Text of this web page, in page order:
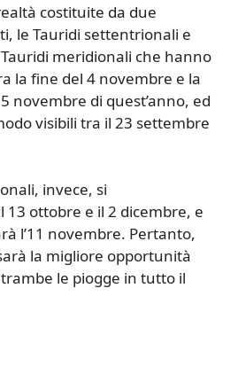
costituite da due
le Tauridi settentrionali e
meridionali che hanno
la fine del 4 novembre e la
novembre di quest’anno, ed
visibili tra il 23 settembre
invece, si
ottobre e il 2 dicembre, e
l’11 novembre. Pertanto,
la migliore opportunità
le piogge in tutto il